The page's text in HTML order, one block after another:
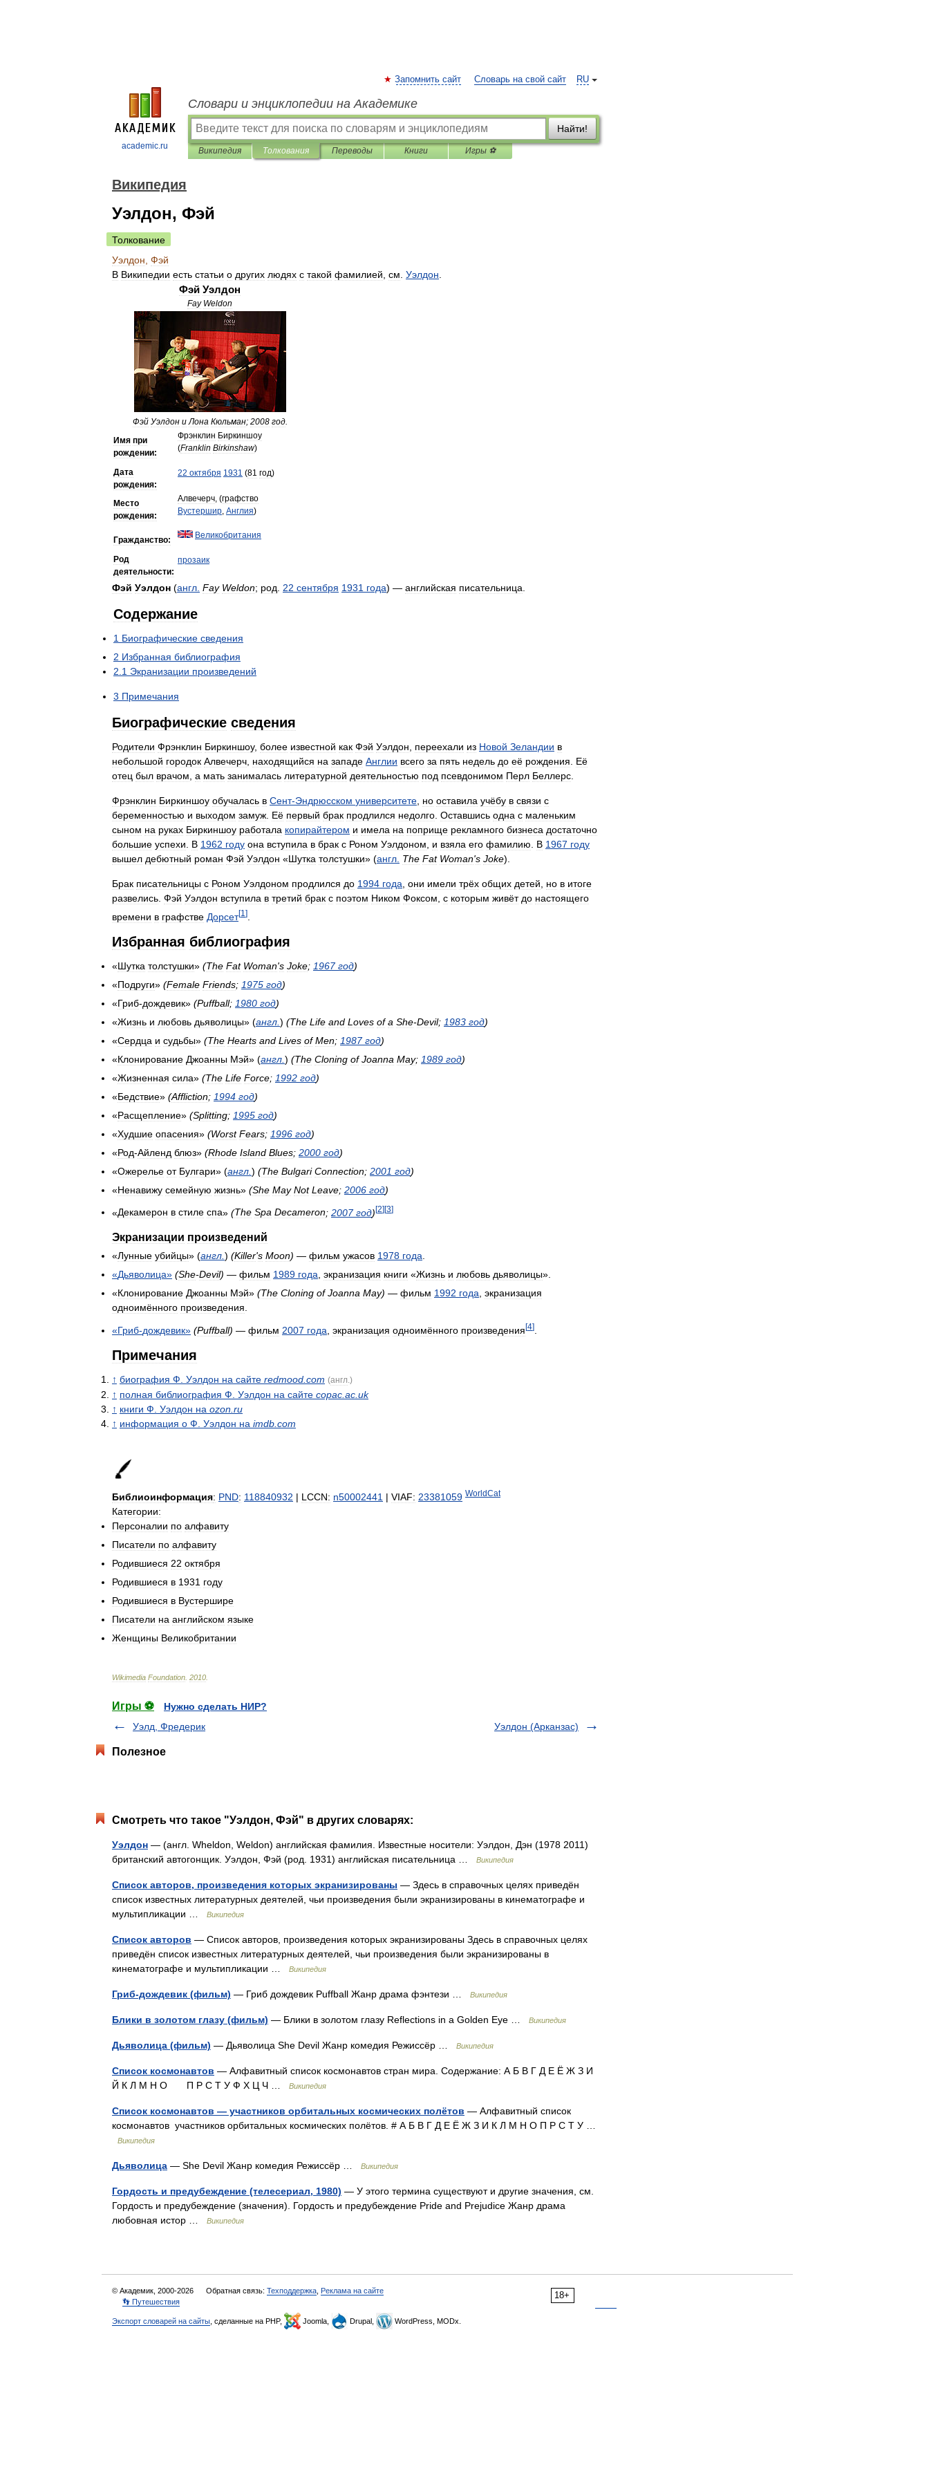
academic.ru
RU
Запомнить сайт Словарь на свой сайт
Словари и энциклопедии на Академике
Найти!
Википедия Толкования Переводы Книги Игры ⚽
Википедия
Уэлдон, Фэй
Толкование
Уэлдон Фэй
В Википедии есть статьи о других людях с такой фамилией см Уэлдон
Фэй Уэлдон
Fay Weldon
Фэй Уэлдон и Лона Кюльман; 2008 год.
Имя при
рождении:
Фрэнклин Биркиншоу
(Franklin Birkinshaw)
Дата
рождения:
22 октября 1931 (81 год)
Место
рождения:
Алвечерч, (графство
Вустершир, Англия)
Гражданство: Великобритания
Род
деятельности:
прозаик
Фэй Уэлдон (англ Fay Weldon; род 22 сентября 1931 года) — английская писательница
Содержание
1 Биографические сведения
2 Избранная библиография
2 1 Экранизации произведений
3 Примечания
Биографические сведения
Родители Фрэнклин Биркиншоу, более известной как Фэй Уэлдон переехали из Новой Зеландии в
небольшой городок Алвечерч находящийся на западе Англии всего за пять недель до её рождения
Её
отец был врачом а мать занималась литературной деятельностью под псевдонимом Перл Беллерс
Фрэнклин Биркиншоу обучалась в Сент-Эндрюсском университете но оставила учёбу в связи с
беременностью и выходом замуж Её первый брак продлился недолго Оставшись одна с маленьким
сыном на руках Биркиншоу работала копирайтером и имела на поприще рекламного бизнеса достаточно
большие успехи В 1962 году она вступила в брак с Роном Уэлдоном и взяла его фамилию В 1967 году
вышел дебютный роман Фэй Уэлдон «Шутка толстушки» (англ The Fat Woman's Joke).
Брак писательницы с Роном Уэлдоном продлился до 1994 года они имели трёх общих детей но в итоге
развелись Фэй Уэлдон вступила в третий брак с поэтом Ником Фоксом с которым живёт до настоящего
времени в графстве Дорсет[1 ]
Избранная библиография
«Шутка толстушки» (The Fat Woman's Joke; 1967 год)
«Подруги» (Female Friends; 1975 год)
«Гриб-дождевик» (Puffball; 1980 год)
«Жизнь и любовь дьяволицы» (англ ) (The Life and Loves of a She-Devil; 1983 год)
«Сердца и судьбы» (The Hearts and Lives of Men; 1987 год)
«Клонирование Джоанны Мэй» (англ ) (The Cloning of Joanna May; 1989 год)
«Жизненная сила» (The Life Force; 1992 год)
«Бедствие» (Affliction; 1994 год)
«Расщепление» (Splitting; 1995 год)
«Худшие опасения» (Worst Fears; 1996 год)
«Род-Айленд блюз» (Rhode Island Blues; 2000 год)
«Ожерелье от Булгари» (англ ) (The Bulgari Connection; 2001 год)
«Ненавижу семейную жизнь» (She May Not Leave; 2006 год)
«Декамерон в стиле спа» (The Spa Decameron; 2007 год)[2][3]
Экранизации произведений
«Лунные убийцы» (англ.) (Killer's Moon) — фильм ужасов 1978 года.
«Дьяволица» (She-Devil) — фильм 1989 года, экранизация книги «Жизнь и любовь дьяволицы».
«Клонирование Джоанны Мэй» (The Cloning of Joanna May) — фильм 1992 года, экранизация
одноимённого произведения.
«Гриб-дождевик» (Puffball) — фильм 2007 года экранизация одноимённого произведения [4]
Примечания
↑ биография Ф Уэлдон на сайте redmood com (англ.)
↑ полная библиография Ф Уэлдон на сайте copac ac uk
↑ книги Ф Уэлдон на ozon ru
↑ информация о Ф Уэлдон на imdb com
Библиоинформация: PND: 118840932 | LCCN: n50002441 | VIAF: 23381059 WorldCat
Категории:
Персоналии по алфавиту
Писатели по алфавиту
Родившиеся 22 октября
Родившиеся в 1931 году
Родившиеся в Вустершире
Писатели на английском языке
Женщины Великобритании
Wikimedia Foundation 2010
Игры ⚽
Нужно сделать НИР?
Уэлд, Фредерик
Уэлдон (Арканзас)
Полезное
Смотреть что такое "Уэлдон, Фэй" в других словарях:
Уэлдон — (англ. Wheldon, Weldon) английская фамилия. Известные носители: Уэлдон, Дэн (1978 2011)
британский автогонщик. Уэлдон, Фэй (род. 1931) английская писательница …
Википедия
Список авторов, произведения которых экранизированы — Здесь в справочных целях приведён
список известных литературных деятелей, чьи произведения были экранизированы в кинематографе и
мультипликации …
Википедия
Список авторов — Список авторов, произведения которых экранизированы Здесь в справочных целях
приведён список известных литературных деятелей, чьи произведения были экранизированы в
кинематографе и мультипликации …
Википедия
Гриб-дождевик (фильм) — Гриб дождевик Puffball Жанр драма фэнтези … Википедия
Блики в золотом глазу (фильм) — Блики в золотом глазу Reflections in a Golden Eye … Википедия
Дьяволица (фильм) — Дьяволица She Devil Жанр комедия Режиссёр … Википедия
Список космонавтов — Алфавитный список космонавтов стран мира. Содержание: А Б В Г Д Е Ё Ж З И
Й К Л М Н О П Р С Т У Ф Х Ц Ч …
Википедия
Список космонавтов — участников орбитальных космических полётов — Алфавитный список
космонавтов участников орбитальных космических полётов. # А Б В Г Д Е Ё Ж З И К Л М Н О П Р С Т У …
Википедия
Дьяволица — She Devil Жанр комедия Режиссёр … Википедия
Гордость и предубеждение (телесериал, 1980) — У этого термина существуют и другие значения, см.
Гордость и предубеждение (значения). Гордость и предубеждение Pride and Prejudice Жанр драма
любовная истор …
Википедия
18+
© Академик, 2000-2026 Обратная связь: Техподдержка Реклама на сайте
👣 Путешествия
Экспорт словарей на сайты , сделанные на PHP, Joomla, Drupal, WordPress, MODx.